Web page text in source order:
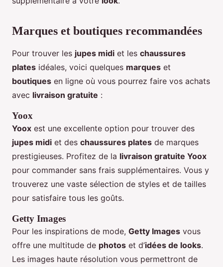
Marques et boutiques recommandées
Pour trouver les jupes midi et les chaussures
plates idéales, voici quelques marques et
boutiques en ligne où vous pourrez faire vos achats
avec livraison gratuite :
Yoox
Yoox est une excellente option pour trouver des
jupes midi et des chaussures plates de marques
prestigieuses. Profitez de la livraison gratuite Yoox
pour commander sans frais supplémentaires. Vous y
trouverez une vaste sélection de styles et de tailles
pour satisfaire tous les goûts.
Getty Images
Pour les inspirations de mode, Getty Images vous
offre une multitude de photos et d’idées de looks.
Les images haute résolution vous permettront de